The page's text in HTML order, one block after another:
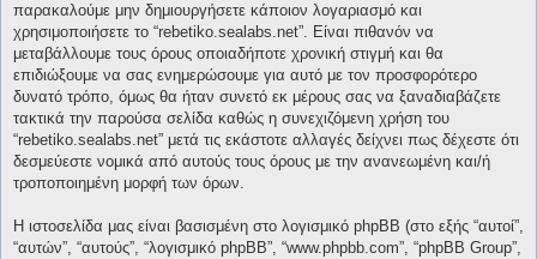
παρακαλούμε μην δημιουργήσετε κάποιον λογαριασμό και
χρησιμοποιήσετε το “rebetiko.sealabs.net”. Είναι πιθανόν να
μεταβάλλουμε τους όρους οποιαδήποτε χρονική στιγμή και θα
επιδιώξουμε να σας ενημερώσουμε για αυτό με τον προσφορότερο
δυνατό τρόπο, όμως θα ήταν συνετό εκ μέρους σας να ξαναδιαβάζετε
τακτικά την παρούσα σελίδα καθώς η συνεχιζόμενη χρήση του
“rebetiko.sealabs.net” μετά τις εκάστοτε αλλαγές δείχνει πως δέχεστε ότι
δεσμεύεστε νομικά από αυτούς τους όρους με την ανανεωμένη και/ή
τροποποιημένη μορφή των όρων.
Η ιστοσελίδα μας είναι βασισμένη στο λογισμικό phpBB (στο εξής “αυτοί”,
“αυτών”, “αυτούς”, “λογισμικό phpBB”, “www.phpbb.com”, “phpBB Group”,